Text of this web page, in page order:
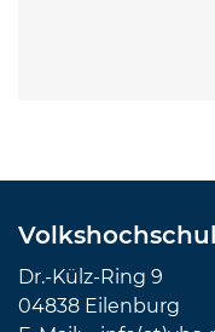
Dr.-Külz-Ring 9
04838 Eilenburg